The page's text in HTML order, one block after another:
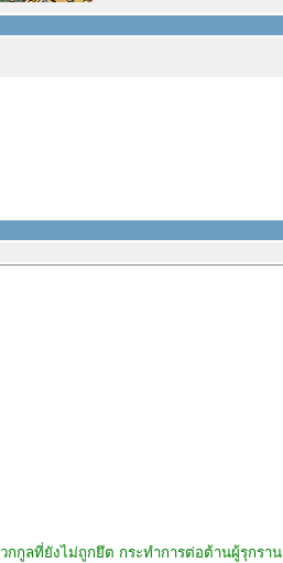
กูลที่ยังไม่ถูกยึต กระทําการต่อต้านผู้รุกราน